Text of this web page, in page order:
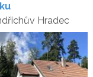
Hradec